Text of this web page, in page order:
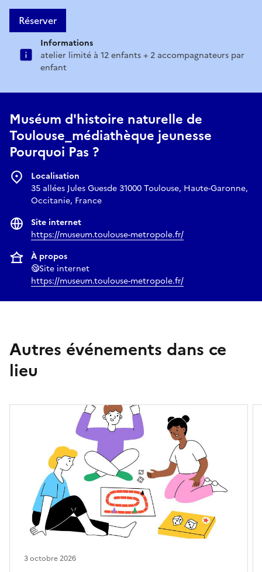
Réserver
Informations
atelier limité à 12 enfants + 2 accompagnateurs par
enfant
Muséum d'histoire naturelle de
Toulouse_médiathèque jeunesse
Pourquoi Pas ?
Localisation
35 allées Jules Guesde 31000 Toulouse, Haute-Garonne,
Occitanie, France
Site internet
https://museum.toulouse-metropole.fr/
À propos
Site internet
https://museum.toulouse-metropole.fr/
Autres événements dans ce
lieu
3 octobre 2026